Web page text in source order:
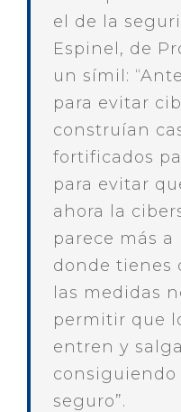
el de la
Espinel, de
un símil:
para evitar
construían
fortificados
para evitar
ahora la
parece más
donde tienes
las medidas
permitir que
entren y
seguro”.